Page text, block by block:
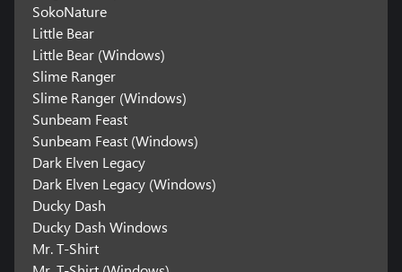
SokoNature
Little Bear
Little Bear (Windows)
Slime Ranger
Slime Ranger (Windows)
Sunbeam Feast
Sunbeam Feast (Windows)
Dark Elven Legacy
Dark Elven Legacy (Windows)
Ducky Dash
Ducky Dash Windows
Mr. T-Shirt